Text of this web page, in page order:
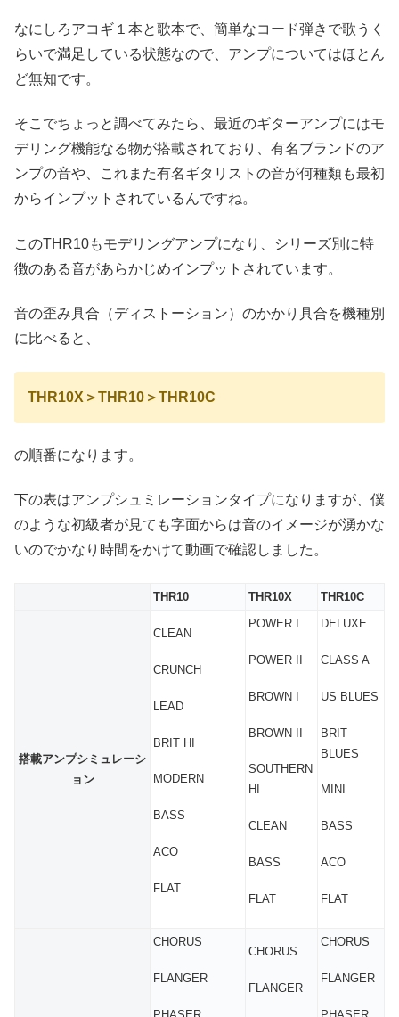
なにしろアコギ１本と歌本で、簡単なコード弾きで歌うく
らいで満足している状態なので、アンプについてはほとん
ど無知です。
そこでちょっと調べてみたら、最近のギターアンプにはモ
デリング機能なる物が搭載されており、有名ブランドのア
ンプの音や、これまた有名ギタリストの音が何種類も最初
からインプットされているんですね。
このTHR10もモデリングアンプになり、シリーズ別に特
徴のある音があらかじめインプットされています。
音の歪み具合（ディストーション）のかかり具合を機種別
に比べると、
THR10X＞THR10＞THR10C
の順番になります。
下の表はアンプシュミレーションタイプになりますが、僕
のような初級者が見ても字面からは音のイメージが湧かな
いのでかなり時間をかけて動画で確認しました。
THR10 THR10X THR10C
搭載アンプシミュレーシ
ョン
CLEAN
CRUNCH
LEAD
BRIT HI
MODERN
BASS
ACO
FLAT
POWER I
POWER II
BROWN I
BROWN II
SOUTHERN
HI
CLEAN
BASS
FLAT
DELUXE
CLASS A
US BLUES
BRIT
BLUES
MINI
BASS
ACO
FLAT
CHORUS
FLANGER
CHORUS
FLANGER
CHORUS
FLANGER